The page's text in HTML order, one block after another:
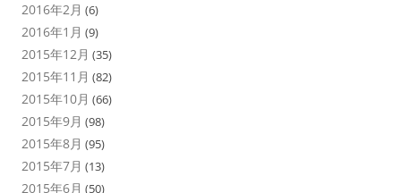
2016年2月 (6)
2016年1月 (9)
2015年12月 (35)
2015年11月 (82)
2015年10月 (66)
2015年9月 (98)
2015年8月 (95)
2015年7月 (13)
2015年6月 (50)